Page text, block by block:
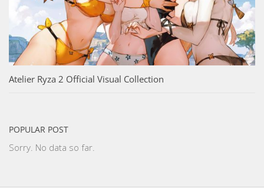
Atelier Ryza 2 Official Visual Collection
POPULAR POST
Sorry. No data so far.